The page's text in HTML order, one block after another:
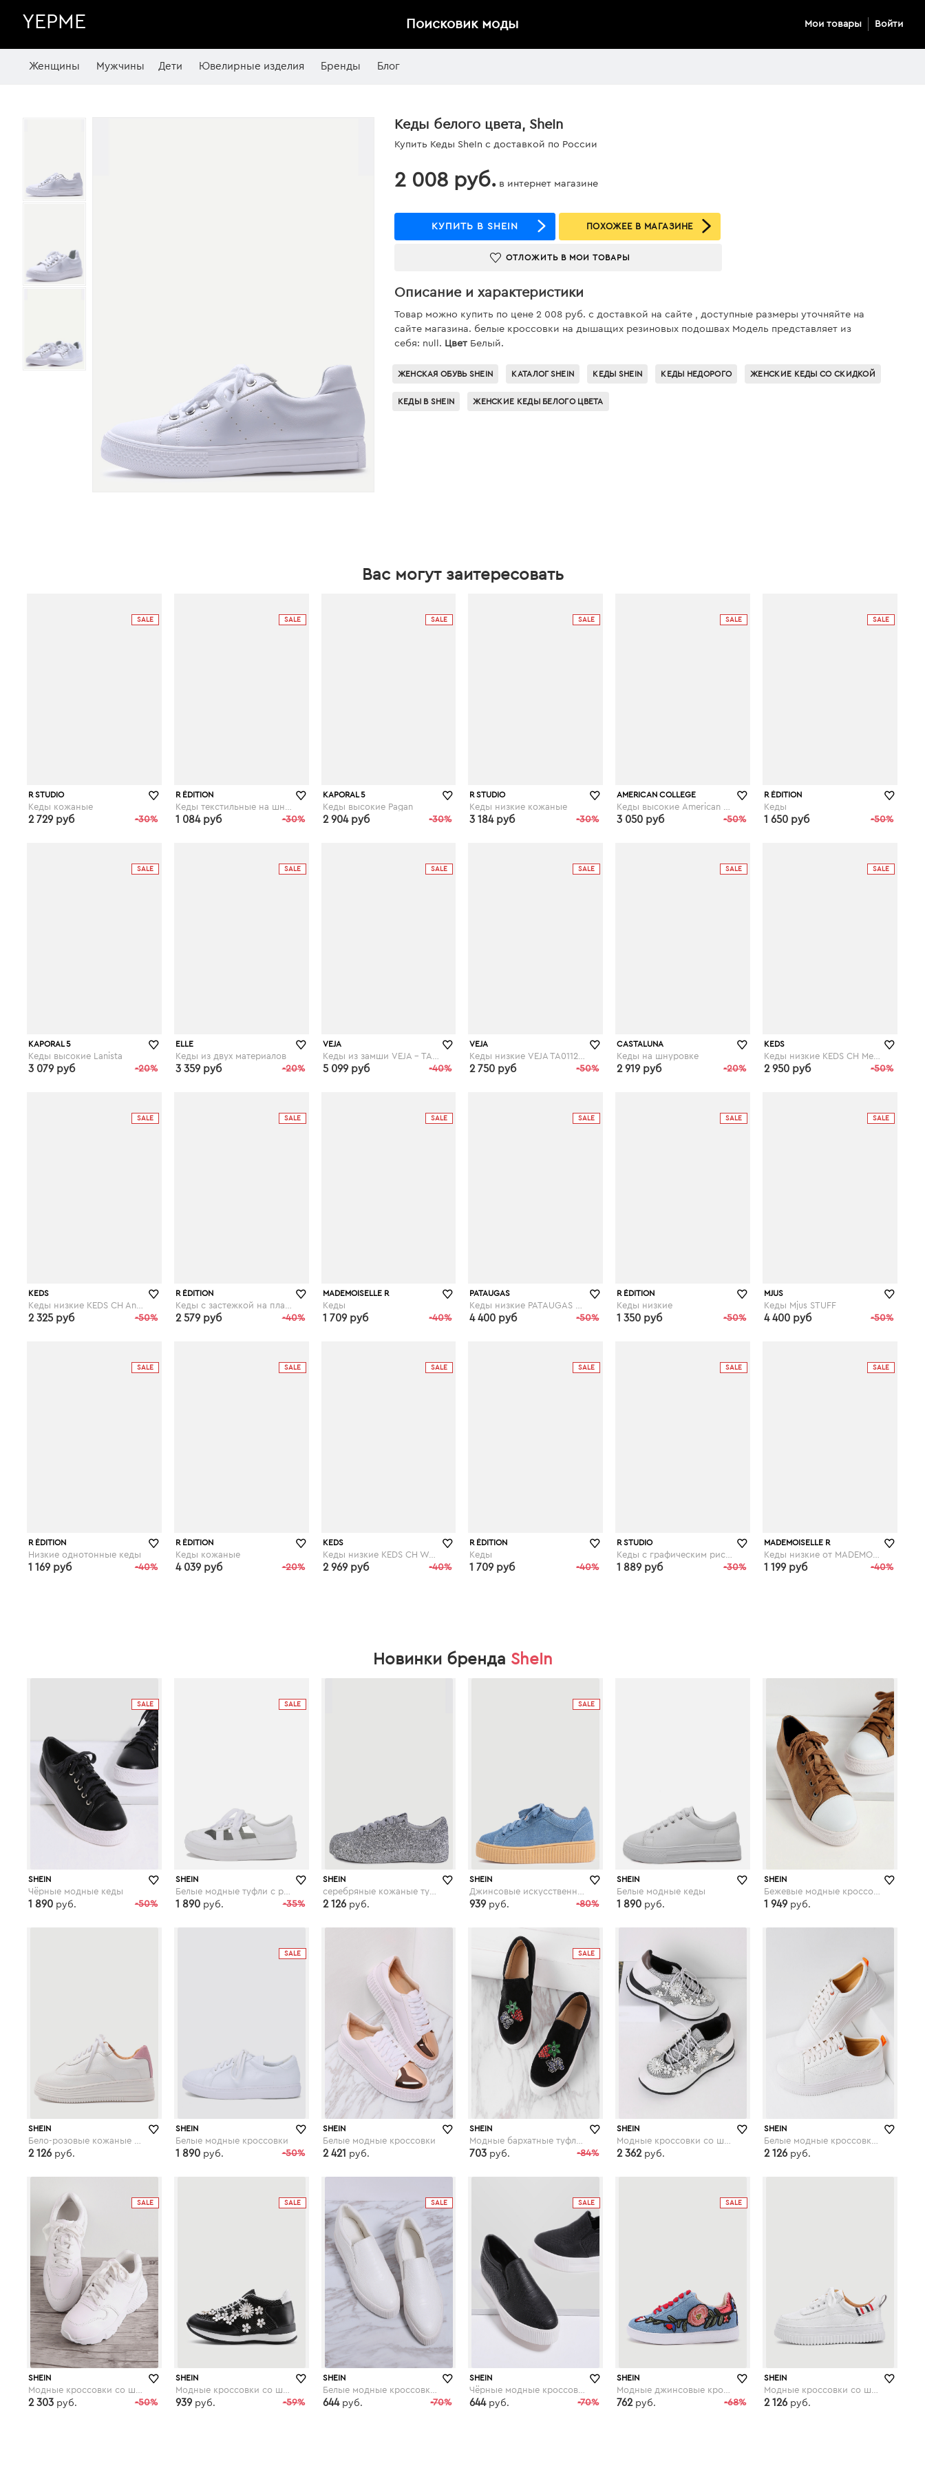
YEPME Поисковик моды Мои товары Войти
Женщины Мужчины Дети Ювелирные изделия Бренды Блог
Кеды белого цвета, SheIn
Купить Кеды SheIn с доставкой по России
2 008 руб. в интернет магазине
КУПИТЬ В SHEIN ПОХОЖЕЕ В МАГАЗИНЕ
ОТЛОЖИТЬ В МОИ ТОВАРЫ
Описание и характеристики
Товар можно купить по цене 2 008 руб. c доставкой на сайте , доступные размеры уточняйте на
сайте магазина. белые кроссовки на дышащих резиновых подошвах Модель представляет из
себя: null. Цвет Белый.
ЖЕНСКАЯ ОБУВЬ SHEIN КАТАЛОГ SHEIN КЕДЫ SHEIN КЕДЫ НЕДОРОГО ЖЕНСКИЕ КЕДЫ СО СКИДКОЙ
КЕДЫ В SHEIN ЖЕНСКИЕ КЕДЫ БЕЛОГО ЦВЕТА
Вас могут заитересовать
SALE
R STUDIO
Кеды кожаные
-30%
2 729 руб
SALE
R ÉDITION
-30%
1 084 руб
SALE
KAPORAL 5
Кеды высокие Pagan
-30%
2 904 руб
SALE
R STUDIO
Кеды низкие кожаные
-30%
3 184 руб
SALE
AMERICAN COLLEGE
-50%
3 050 руб
SALE
R ÉDITION
Кеды
-50%
1 650 руб
SALE
KAPORAL 5
Кеды высокие Lanista
-20%
3 079 руб
SALE
ELLE
Кеды из двух материалов
-20%
3 359 руб
SALE
VEJA
-40%
5 099 руб
SALE
VEJA
-50%
2 750 руб
SALE
CASTALUNA
Кеды на шнуровке
-20%
2 919 руб
SALE
KEDS
-50%
2 950 руб
SALE
KEDS
-50%
2 325 руб
SALE
R ÉDITION
-40%
2 579 руб
SALE
MADEMOISELLE R
Кеды
-40%
1 709 руб
SALE
PATAUGAS
-50%
4 400 руб
SALE
R ÉDITION
Кеды низкие
-50%
1 350 руб
SALE
MJUS
Кеды Mjus STUFF
-50%
4 400 руб
SALE
R ÉDITION
Низкие однотонные кеды
-40%
1 169 руб
SALE
R ÉDITION
Кеды кожаные
-20%
4 039 руб
SALE
KEDS
Кеды низкие KEDS CH Woven Stripe
-40%
2 969 руб
SALE
R ÉDITION
Кеды
-40%
1 709 руб
SALE
R STUDIO
-30%
1 889 руб
SALE
MADEMOISELLE R
-40%
1 199 руб
Новинки бренда SheIn
SALE
SHEIN
Чёрные модные кеды
-50%
1 890 руб.
SALE
SHEIN
Белые модные туфли с разрезом на молнии
-35%
1 890 руб.
SHEIN
серебряные кожаные туфли с блёсткой
2 126 руб.
SALE
SHEIN
-80%
939 руб.
SHEIN
Белые модные кеды
1 890 руб.
SHEIN
1 949 руб.
SHEIN
2 126 руб.
SALE
SHEIN
Белые модные кроссовки
-50%
1 890 руб.
SHEIN
Белые модные кроссовки
2 421 руб.
SALE
SHEIN
-84%
703 руб.
SHEIN
2 362 руб.
SHEIN
2 126 руб.
SALE
SHEIN
-50%
2 303 руб.
SALE
SHEIN
-59%
939 руб.
SALE
SHEIN
-70%
644 руб.
SALE
SHEIN
-70%
644 руб.
SALE
SHEIN
-68%
762 руб.
SHEIN
2 126 руб.